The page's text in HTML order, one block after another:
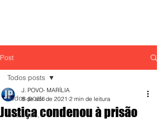
Post
Todos posts
destaque,
Todos posts
Justiça condenou à prisão
J. POVO- MARÍLIA
8 de abr. de 2021 2 min de leitura